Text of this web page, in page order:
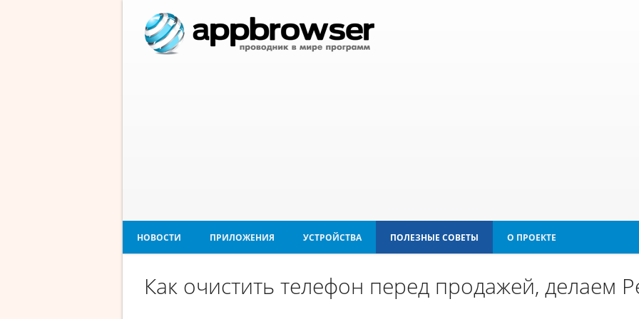
НОВОСТИ ПРИЛОЖЕНИЯ УСТРОЙСТВА ПОЛЕЗНЫЕ СОВЕТЫ О ПРОЕКТЕ
Как очистить телефон перед продажей, делаем